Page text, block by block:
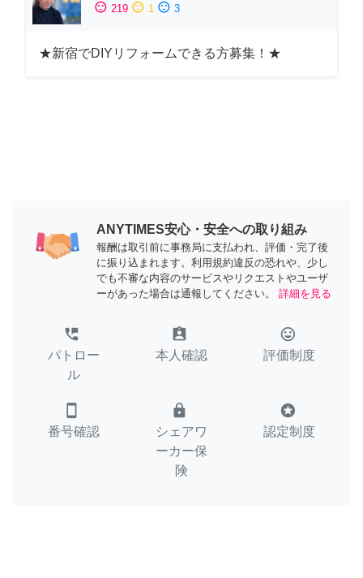
sentiment_satisfied 219 sentiment_neutral 1 sentiment_dissatisfied 3
★新宿でDIYリフォームできる方募集！★
ANYTIMES安心・安全への取り組み
報酬は取引前に事務局に支払われ、評価・完了後
に振り込まれます。利用規約違反の恐れや、少し
でも不審な内容のサービスやリクエストやユーザ
ーがあった場合は通報してください。
詳細を見る
perm_phone_msg
パトロー
ル
assignment_ind
本人確認
tag_faces
評価制度
smartphone
番号確認
lock
シェアワ
ーカー保
険
stars
認定制度